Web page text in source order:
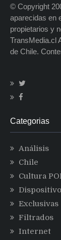
© Copyright
aparecidas en
propietarios y
TransMedia.cl
de Chile.
Categorias
Análisis
Chile
Cultura
Dispositivo
Exclusivas
Filtrados
Internet